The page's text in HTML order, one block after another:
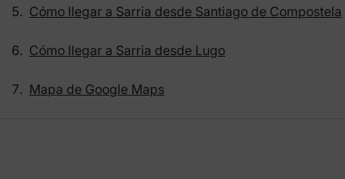
Cómo llegar a Sarria desde Santiago de Compostela
Cómo llegar a Sarria desde Lugo
Mapa de Google Maps